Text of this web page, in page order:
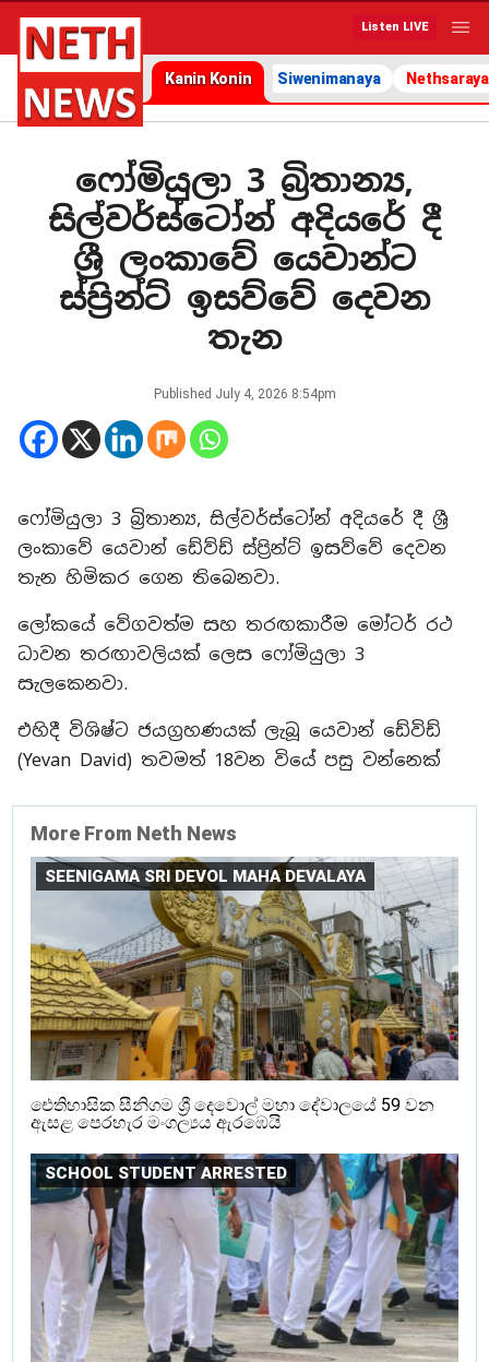
Listen LIVE
Kanin Konin Siwenimanaya Nethsaraya
ෆෝමියුලා 3 බ්‍රිතාන්‍ය,
සිල්වර්ස්ටෝන් අදියරේ දී
ශ්‍රී ලංකාවේ යෙවාන්ට
ස්ප්‍රින්ට් ඉසව්වේ දෙවන
තැන
Published July 4, 2026 8:54pm
ෆෝමියුලා 3 බ්‍රිතාන්‍ය, සිල්වර්ස්ටෝන් අදියරේ දී ශ්‍රී
ලංකාවේ යෙවාන් ඩේව්ඩ් ස්ප්‍රින්ට් ඉසව්වේ දෙවන
තැන හිමිකර ගෙන තිබෙනවා.
ලෝකයේ වේගවත්ම සහ තරඟකාරීම මෝටර් රථ
ධාවන තරඟාවලියක් ලෙස ෆෝමියුලා 3
සැලකෙනවා.
එහිදී විශිෂ්ට ජයග්‍රහණයක් ලැබූ යෙවාන් ඩේවිඩ්
(Yevan David) තවමත් 18වන වියේ පසු වන්නෙක්
More From Neth News
SEENIGAMA SRI DEVOL MAHA DEVALAYA
ඓතිහාසික සීනිගම ශ්‍රී දෙවොල් මහා දේවාලයේ 59 වන
ඇසළ පෙරහැර මංගල්‍යය ඇරඹෙයි
SCHOOL STUDENT ARRESTED